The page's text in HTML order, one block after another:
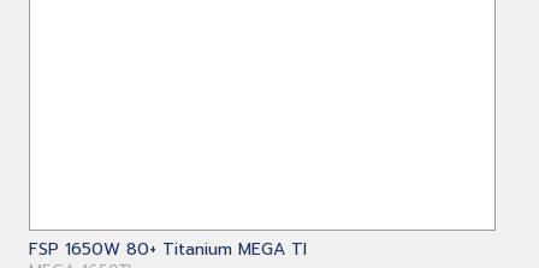
FSP 1650W 80+ Titanium MEGA TI